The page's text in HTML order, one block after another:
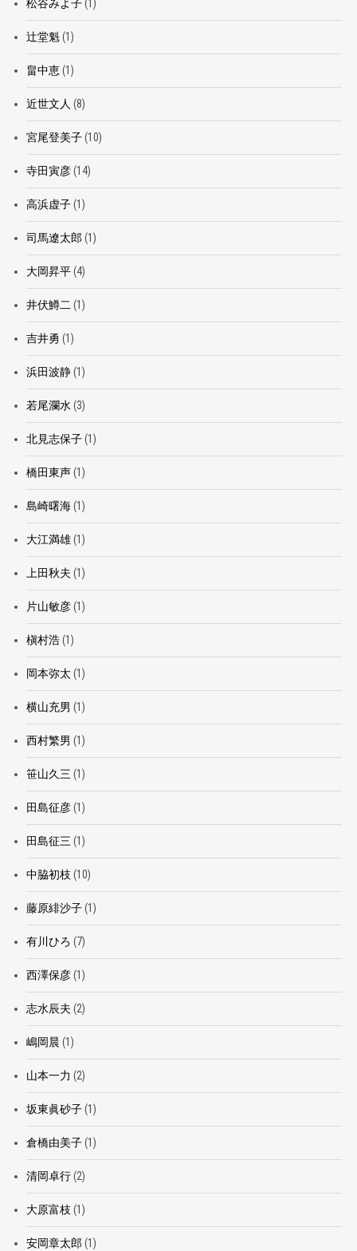
松谷みよ子(1)
辻堂魁(1)
畠中恵(1)
近世文人 (8)
宮尾登美子(10)
寺田寅彦(14)
高浜虚子(1)
司馬遼太郎 (1)
大岡昇平(4)
井伏鱒二 (1)
吉井勇 (1)
浜田波静(1)
若尾瀾水 (3)
北見志保子(1)
橋田東声(1)
島崎曙海(1)
大江満雄(1)
上田秋夫 (1)
片山敏彦(1)
槇村浩(1)
岡本弥太 (1)
横山充男 (1)
西村繁男 (1)
笹山久三 (1)
田島征彦(1)
田島征三 (1)
中脇初枝 (10)
藤原緋沙子(1)
有川ひろ (7)
西澤保彦(1)
志水辰夫 (2)
嶋岡晨 (1)
山本一力 (2)
坂東眞砂子(1)
倉橋由美子(1)
清岡卓行(2)
大原富枝 (1)
安岡章太郎 (1)